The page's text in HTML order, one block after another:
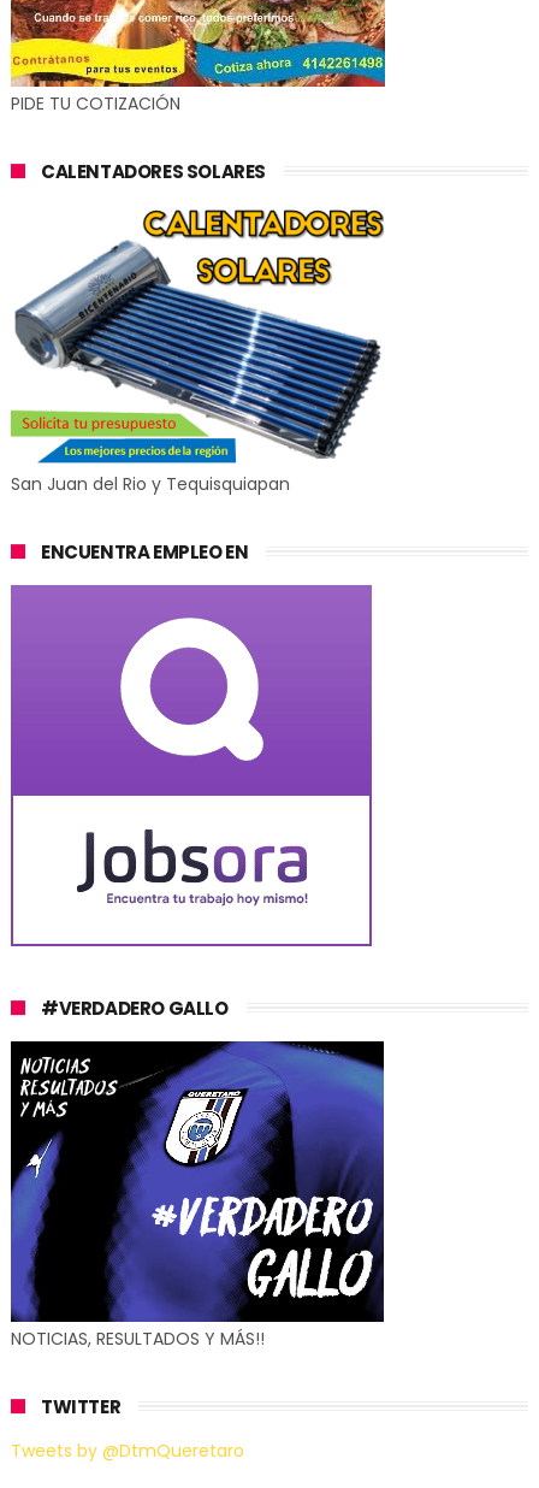
PIDE TU COTIZACIÓN
CALENTADORES SOLARES
San Juan del Rio y Tequisquiapan
ENCUENTRA EMPLEO EN
#VERDADERO GALLO
NOTICIAS, RESULTADOS Y MÁS!!
TWITTER
Tweets by @DtmQueretaro